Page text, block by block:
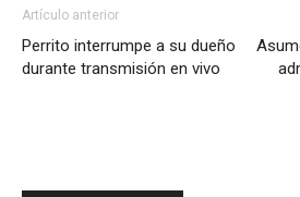
Artículo anterior
Perrito interrumpe a su dueño
durante transmisión en vivo